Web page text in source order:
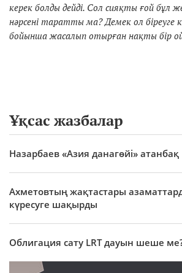
керек болды дейді. Сол сияқты ғой бұл
нәрсені таратты ма? Демек ол біреуге
бойынша жасалып отырған нақты бір
Ұқсас жазбалар
Назарбаев «Азия данагөйі» атанбақ
Ахметовтың жақтастары
күресуге шақырды
Облигация сату LRT дауын шеше